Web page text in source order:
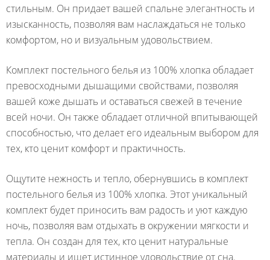
стильным. Он придает вашей спальне элегантность и
изысканность, позволяя вам наслаждаться не только
комфортом, но и визуальным удовольствием.
Комплект постельного белья из 100% хлопка обладает
превосходными дышащими свойствами, позволяя
вашей коже дышать и оставаться свежей в течение
всей ночи. Он также обладает отличной впитывающей
способностью, что делает его идеальным выбором для
тех, кто ценит комфорт и практичность.
Ощутите нежность и тепло, обернувшись в комплект
постельного белья из 100% хлопка. Этот уникальный
комплект будет приносить вам радость и уют каждую
ночь, позволяя вам отдыхать в окружении мягкости и
тепла. Он создан для тех, кто ценит натуральные
материалы и ищет истинное удовольствие от сна.